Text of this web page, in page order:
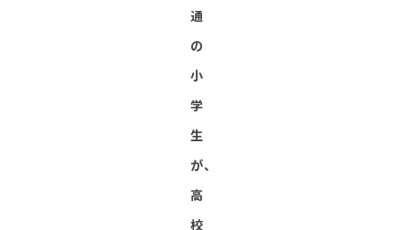
通
の
小
学
生
が、
高
校